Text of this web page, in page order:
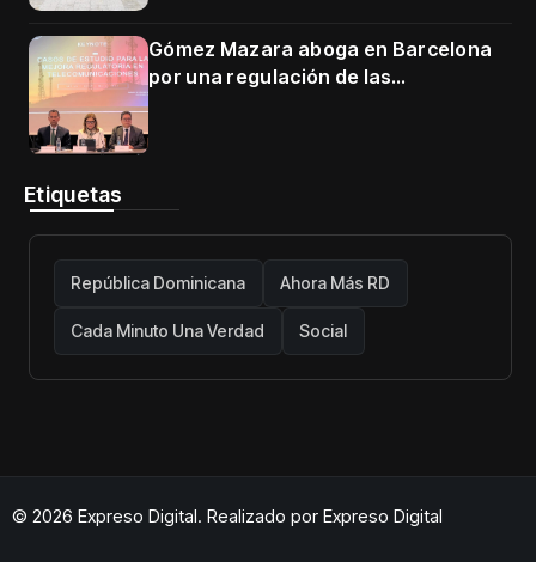
Gómez Mazara aboga en Barcelona
por una regulación de las
Etiquetas
República Dominicana Ahora Más RD
Cada Minuto Una Verdad Social
© 2026 Expreso Digital. Realizado por Expreso Digital